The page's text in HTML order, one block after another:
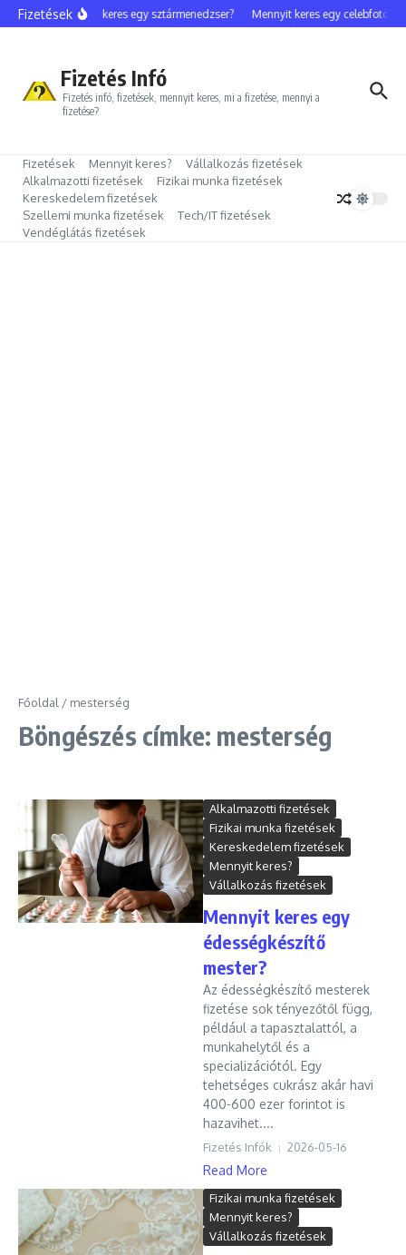
Ugrás a tartalomhoz
FizetésekMennyit keres egy sztármenedzser? Mennyit keres egy celebfotós?
Fizetés Infó
Fizetés infó, fizetések, mennyit keres, mi a fizetése, mennyi a
fizetése?
Fizetések Mennyit keres?
Vállalkozás fizetések
Alkalmazotti fizetések
Fizikai munka fizetések
Kereskedelem fizetések
Szellemi munka fizetések
Tech/IT fizetések
Vendéglátás fizetések
Főoldal / mesterség
Böngészés címke: mesterség
Alkalmazotti fizetések
Fizikai munka fizetések
Kereskedelem fizetések
Mennyit keres?
Vállalkozás fizetések
Mennyit keres egy
édességkészítő
mester?
Az édességkészítő mesterek
fizetése sok tényezőtől függ,
például a tapasztalattól, a
munkahelytől és a
specializációtól. Egy
tehetséges cukrász akár havi
400-600 ezer forintot is
hazavihet....
Fizetés Infók 2026-05-16
Read More
Fizikai munka fizetések
Mennyit keres?
Vállalkozás fizetések